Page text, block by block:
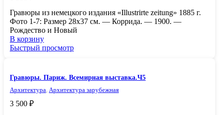
Гравюры из немецкого издания «Illustrirte zeitung» 1885 г.
Фото 1-7: Размер 28х37 см. — Коррида. — 1900. —
Рождество и Новый
В корзину
Быстрый просмотр
Гравюры. Париж. Всемирная выставка.Ч5
Архитектура Архитектура зарубежная
3 500 ₽